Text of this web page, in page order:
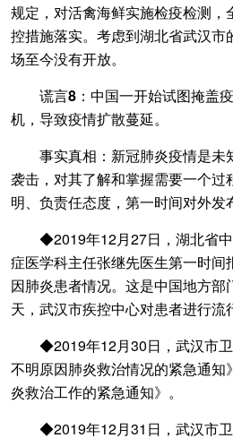
规定，对活禽海鲜实施检疫检测，
控措施落实。考虑到湖北省武汉市
场至今没有开放。
谎言8：中国一开始试图掩盖
机，导致疫情扩散蔓延。
事实真相：新冠肺炎疫情是未
袭击，对其了解和掌握需要一个过
明、负责任态度，第一时间对外发
◆2019年12月27日，湖北省中
症医学科主任张继先医生第一时间
因肺炎患者情况。这是中国地方部
天，武汉市疾控中心对患者进行流
◆2019年12月30日，武汉市卫
不明原因肺炎救治情况的紧急通知
炎救治工作的紧急通知》。
◆2019年12月31日，武汉市卫